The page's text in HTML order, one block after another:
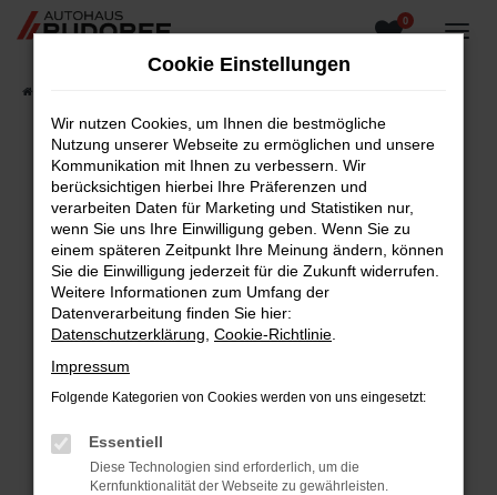
Zum
0
Fehler: Network Error
Beim Laden ist ein Fehler aufgetreten.
Hier sind ein paar Tipps, die dir helfen können:
Überprüfe deine Firewall und deine
Internetverbindung.
Laden andere Webseiten, zum Beispiel deine
Suchmaschine?
Prüfe deine Browsererweiterungen.
Manche Erweiterungen, wie Werbeblocker,
können das Laden bestimmter Seiten
verhindern. Funktioniert die Seite in einem
Cookie Einstellungen
Wir nutzen Cookies, um Ihnen die bestmögliche
Nutzung unserer Webseite zu ermöglichen und unsere
Kommunikation mit Ihnen zu verbessern. Wir
berücksichtigen hierbei Ihre Präferenzen und
verarbeiten Daten für Marketing und Statistiken nur,
wenn Sie uns Ihre Einwilligung geben. Wenn Sie zu
einem späteren Zeitpunkt Ihre Meinung ändern, können
Sie die Einwilligung jederzeit für die Zukunft widerrufen.
Weitere Informationen zum Umfang der
Datenverarbeitung finden Sie hier:
Datenschutzerklärung Cookie-Richtlinie
Impressum
Folgende Kategorien von Cookies werden von uns eingesetzt:
Essentiell
Diese Technologien sind erforderlich, um die
Kernfunktionalität der Webseite zu gewährleisten.